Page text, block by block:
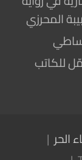
المحرزي
للكاتب
الحر